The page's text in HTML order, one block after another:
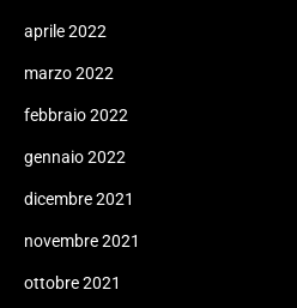
aprile 2022
marzo 2022
febbraio 2022
gennaio 2022
dicembre 2021
novembre 2021
ottobre 2021